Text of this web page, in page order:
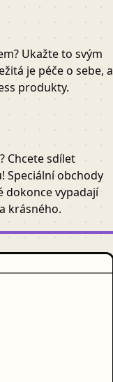
Ukažte to svým
je péče o sebe, a
produkty.
Chcete sdílet
Speciální obchody
dokonce vypadají
krásného.